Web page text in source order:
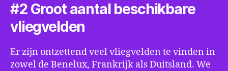
#2 Groot aantal beschikbare
vliegvelden
Er zijn ontzettend veel vliegvelden te vinden in
zowel de Benelux, Frankrijk als Duitsland. We